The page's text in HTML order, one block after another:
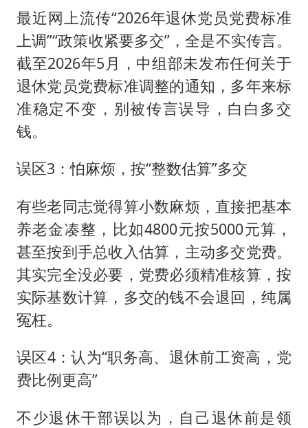
最近网上流传“2026年退休党员党费标准
上调”“政策收紧要多交”，全是不实传言。
截至2026年5月，中组部未发布任何关于
退休党员党费标准调整的通知，多年来标
准稳定不变，别被传言误导，白白多交
钱。
误区3：怕麻烦，按“整数估算”多交
有些老同志觉得算小数麻烦，直接把基本
养老金凑整，比如4800元按5000元算，
甚至按到手总收入估算，主动多交党费。
其实完全没必要，党费必须精准核算，按
实际基数计算，多交的钱不会退回，纯属
冤枉。
误区4：认为“职务高、退休前工资高，党
费比例更高”
不少退休干部误以为，自己退休前是领